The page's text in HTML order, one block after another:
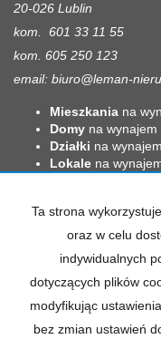
20-026 Lublin
kom. 601 33 11 55
kom. 605 250 123
email: biuro@leman-
Mieszkania na
Domy na wynajem
Działki na wynajem
Lokale na
na
Działkina
Lokalena
Obiekty na
Ta strona
oraz w celu
indywidualnych
dotyczących plików
modyfikując
bez zmian ustawień